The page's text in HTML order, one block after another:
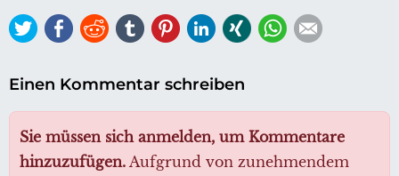
TwitterFacebook
ReddittumblrPinterestLinkedIn
Xing WhatsApp
Einen Kommentar schreiben
Sie müssen sich anmelden, um Kommentare
hinzuzufügen. Aufgrund von zunehmendem